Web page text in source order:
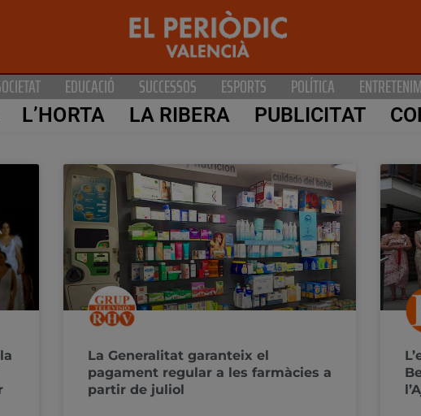
EDUCACIÓ SUCCESSOS ESPORTS POLÍTICA
L’HORTA LA RIBERA PUBLICITAT
La Generalitat garanteix el
pagament regular a les farmàcies a
partir de juliol